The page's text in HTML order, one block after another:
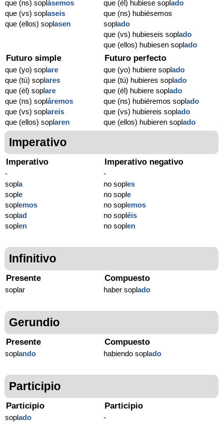
que (ns) soplásemos
que (vs) soplaseis
que (ellos) soplasen
que (él) hubiese soplado
que (ns) hubiésemos
soplado
que (vs) hubieseis soplado
que (ellos) hubiesen soplado
Futuro simple
que (yo) soplare
que (tú) soplares
que (él) soplare
que (ns) sopláremos
que (vs) soplareis
que (ellos) soplaren
Futuro perfecto
que (yo) hubiere soplado
que (tú) hubieres soplado
que (él) hubiere soplado
que (ns) hubiéremos soplado
que (vs) hubiereis soplado
que (ellos) hubieren soplado
Imperativo
Imperativo
-
sopla
sople
soplemos
soplad
soplen
Imperativo negativo
-
no soples
no sople
no soplemos
no sopléis
no soplen
Infinitivo
Presente
soplar
Compuesto
haber soplado
Gerundio
Presente
soplando
Compuesto
habiendo soplado
Participio
Participio
soplado
Participio
-